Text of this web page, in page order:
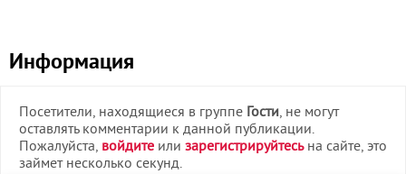
Информация
Посетители, находящиеся в группе Гости, не могут
оставлять комментарии к данной публикации.
Пожалуйста, войдите или зарегистрируйтесьна сайте, это
займет несколько секунд.